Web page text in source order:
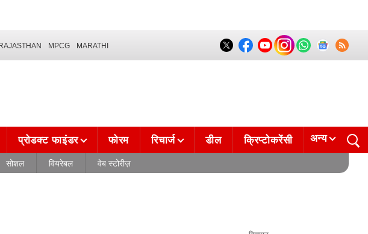
MPCG MARATHI
प्रोडक्ट फाइंडर फोरम रिचार्ज डील क्रिप्टोकरेंसी अन्य
सोशल वियरेबल वेब स्टोरीज़